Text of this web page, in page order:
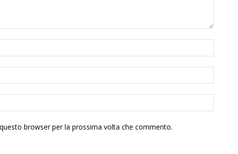
browser per la prossima volta che commento.